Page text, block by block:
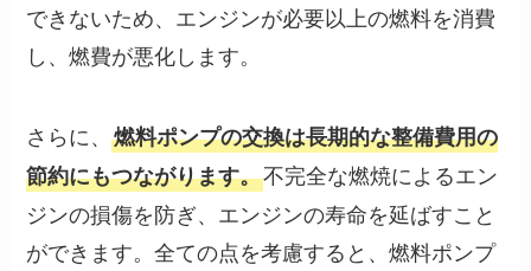
できないため、エンジンが必要以上の燃料を消費
し、燃費が悪化します。
さらに、燃料ポンプの交換は長期的な整備費用の
節約にもつながります。不完全な燃焼によるエン
ジンの損傷を防ぎ、エンジンの寿命を延ばすこと
ができます。全ての点を考慮すると、燃料ポンプ